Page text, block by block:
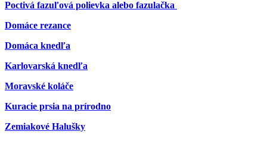
Poctivá fazuľová polievka alebo fazulačka
Domáce rezance
Domáca knedľa
Karlovarská knedľa
Moravské koláče
Kuracie prsia na prírodno
Zemiakové Halušky